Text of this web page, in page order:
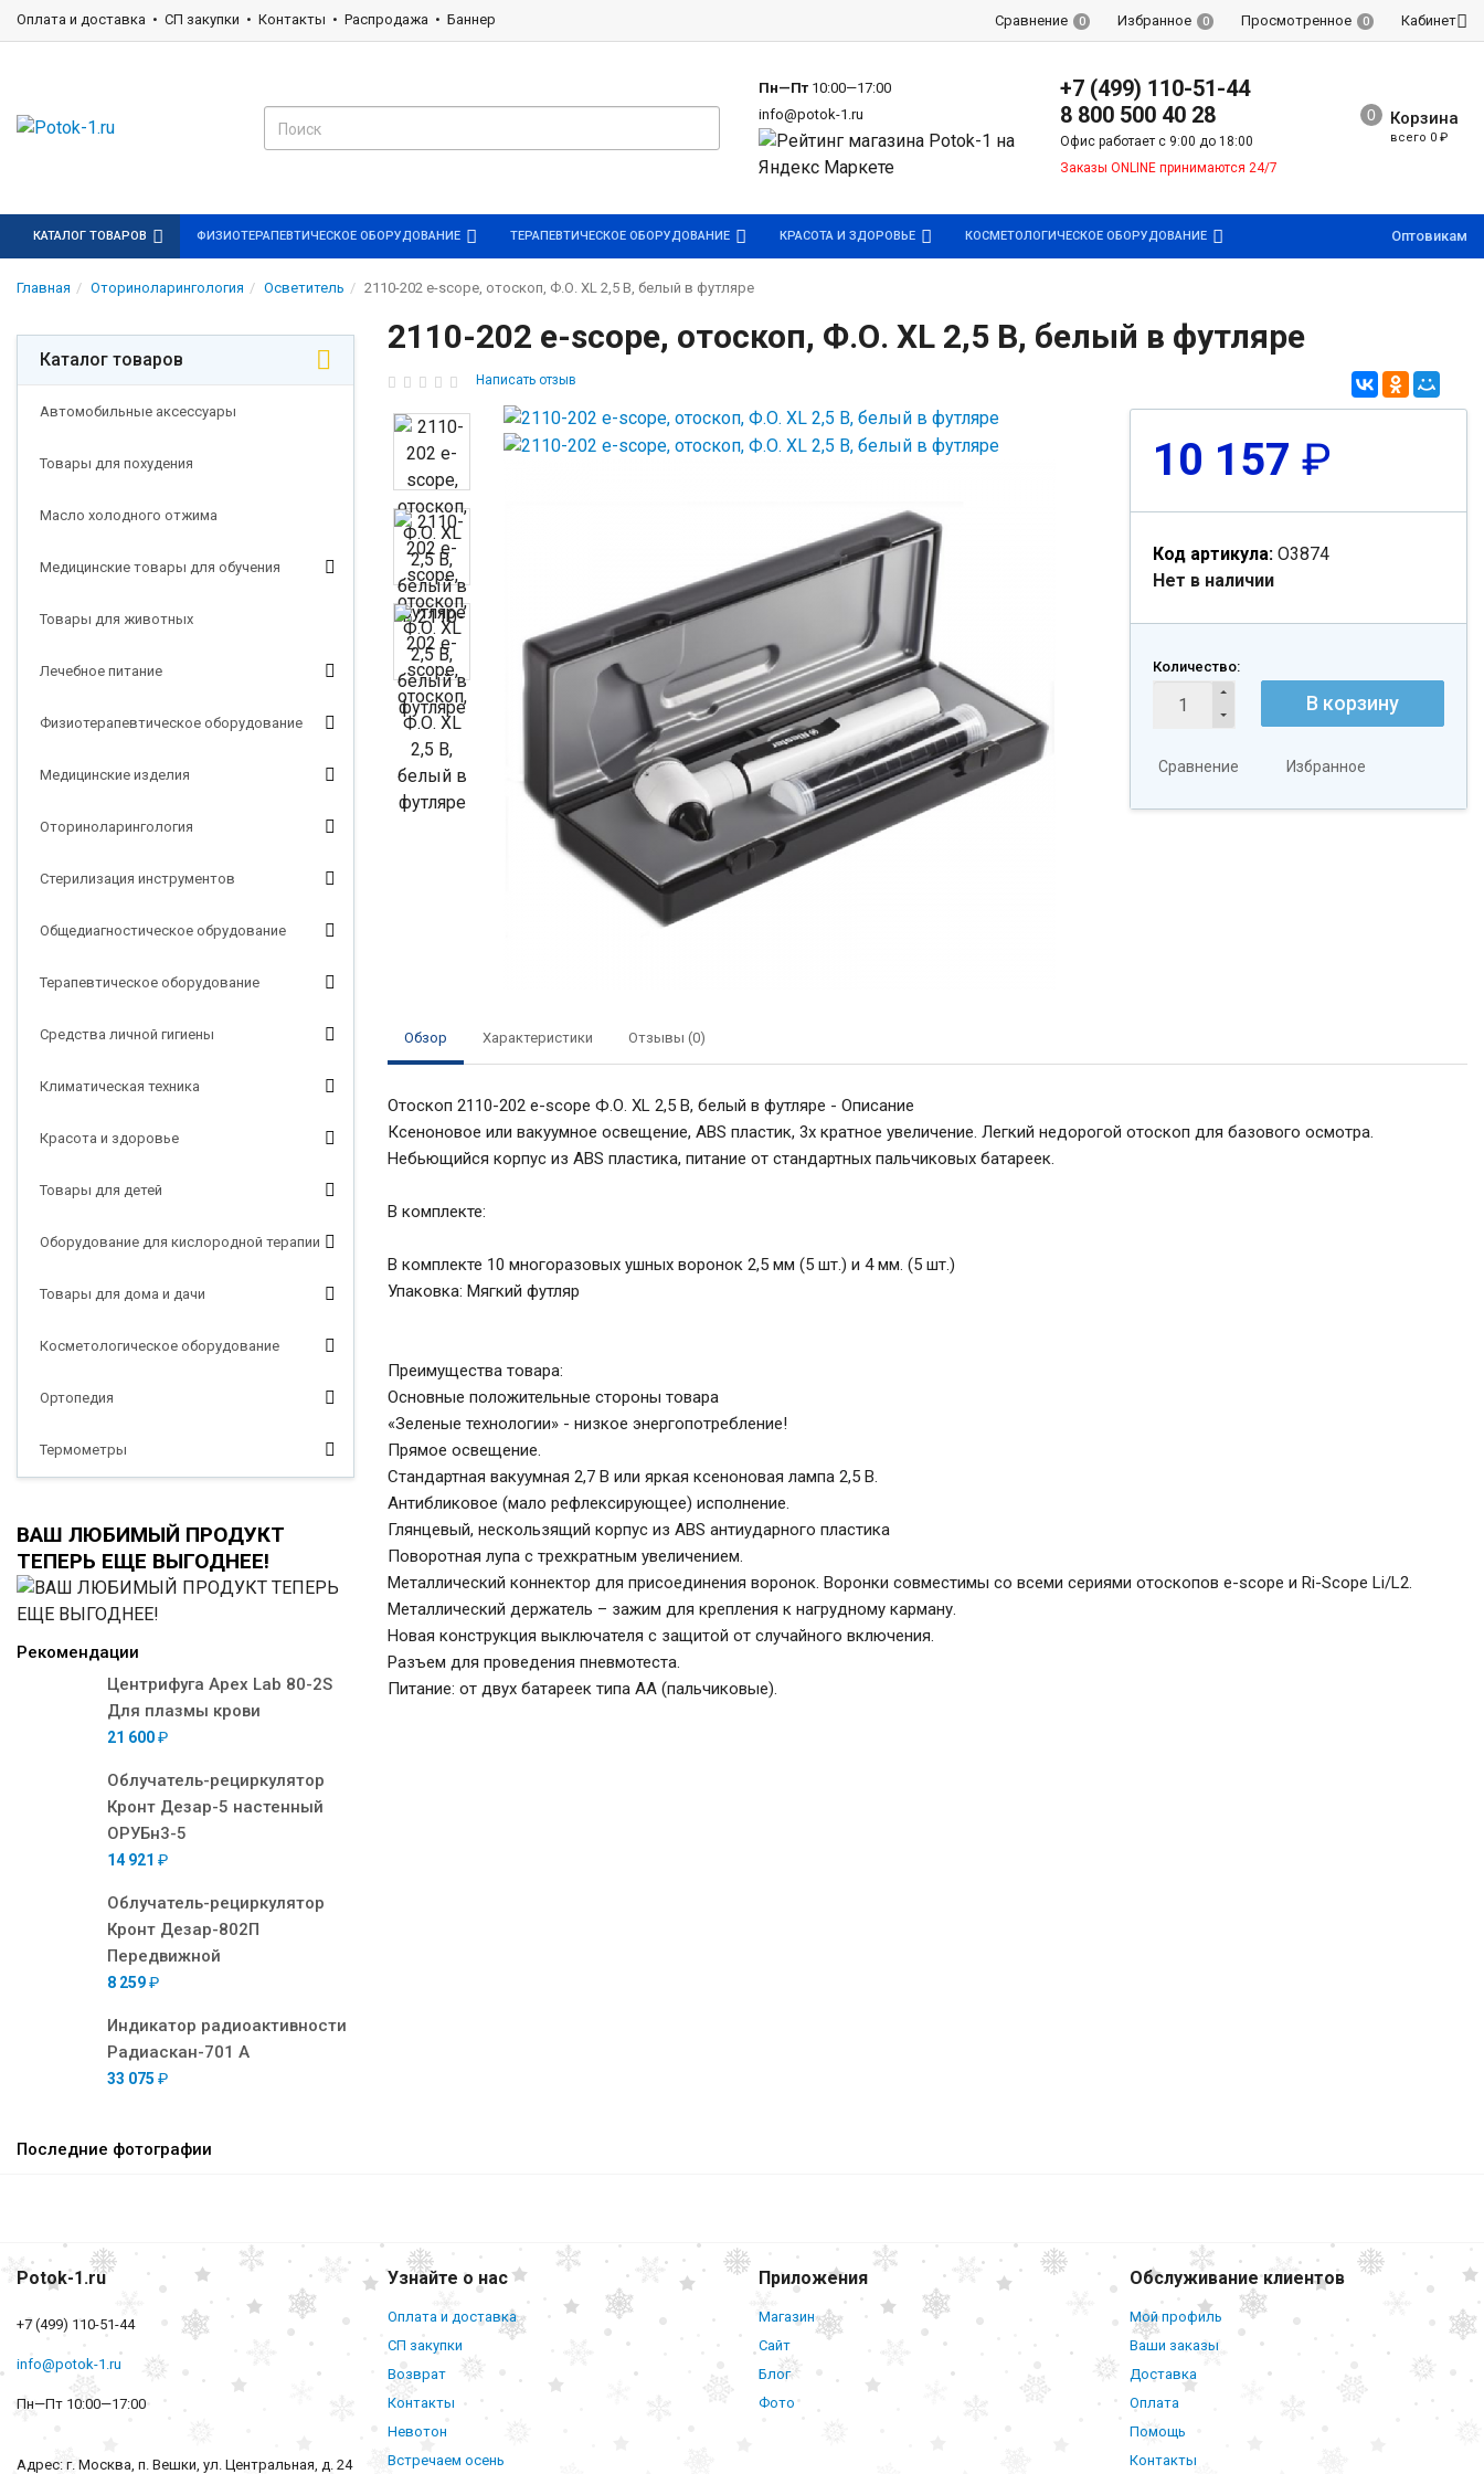
Оплата и доставка СП закупки Контакты Распродажа Баннер Сравнение 0 Избранное 0 Просмотренное 0 Кабинет
Пн—Пт10:00—17:00
info@potok-1.ru
+7 (499) 110-51-44
8 800 500 40 28
Офис работает с 9:00 до 18:00
Заказы ONLINE принимаются 24/7
Корзина
всего 0 ₽
КАТАЛОГ ТОВАРОВ ФИЗИОТЕРАПЕВТИЧЕСКОЕ ОБОРУДОВАНИЕ ТЕРАПЕВТИЧЕСКОЕ ОБОРУДОВАНИЕ КРАСОТА И ЗДОРОВЬЕ КОСМЕТОЛОГИЧЕСКОЕ ОБОРУДОВАНИЕ Оптовикам
Главная Оториноларингология Осветитель 2110-202 e-scope, отоскоп, Ф.О. XL 2,5 В, белый в футляре
Каталог товаров
Автомобильные аксессуары
Товары для похудения
Масло холодного отжима
Медицинские товары для обучения
Товары для животных
Лечебное питание
Физиотерапевтическое оборудование
Медицинские изделия
Оториноларингология
Стерилизация инструментов
Общедиагностическое обрудование
Терапевтическое оборудование
Средства личной гигиены
Климатическая техника
Красота и здоровье
Товары для детей
Оборудование для кислородной терапии
Товары для дома и дачи
Косметологическое оборудование
Ортопедия
Термометры
ВАШ ЛЮБИМЫЙ ПРОДУКТ
ТЕПЕРЬ ЕЩЕ ВЫГОДНЕЕ!
Рекомендации
Центрифуга Apex Lab 80-2S
Для плазмы крови
21 600₽
Облучатель-рециркулятор
Кронт Дезар-5 настенный
ОРУБн3-5
14 921 ₽
Облучатель-рециркулятор
Кронт Дезар-802П
Передвижной
8 259₽
Индикатор радиоактивности
Радиаскан-701 А
33 075 ₽
Последние фотографии
2110-202 e-scope, отоскоп, Ф.О. XL 2,5 В, белый в футляре
Написать отзыв
10 157 ₽
Код артикула: О3874
Нет в наличии
Количество:
В корзину
Сравнение Избранное
Обзор Характеристики Отзывы (0)
Отоскоп 2110-202 e-scope Ф.О. XL 2,5 В, белый в футляре - Описание
Ксеноновое или вакуумное освещение, ABS пластик, 3х кратное увеличение. Легкий недорогой отоскоп для базового осмотра.
Небьющийся корпус из ABS пластика, питание от стандартных пальчиковых батареек.
В комплекте:
В комплекте 10 многоразовых ушных воронок 2,5 мм (5 шт.) и 4 мм. (5 шт.)
Упаковка: Мягкий футляр
Преимущества товара:
Основные положительные стороны товара
«Зеленые технологии» - низкое энергопотребление!
Прямое освещение.
Стандартная вакуумная 2,7 В или яркая ксеноновая лампа 2,5 В.
Антибликовое (мало рефлексирующее) исполнение.
Глянцевый, нескользящий корпус из ABS антиударного пластика
Поворотная лупа с трехкратным увеличением.
Металлический коннектор для присоединения воронок. Воронки совместимы со всеми сериями отоскопов e-scope и Ri-Scope Li/L2.
Металлический держатель – зажим для крепления к нагрудному карману.
Новая конструкция выключателя с защитой от случайного включения.
Разъем для проведения пневмотеста.
Питание: от двух батареек типа АА (пальчиковые).
Potok-1.ru
+7 (499) 110-51-44
info@potok-1.ru
Пн—Пт 10:00—17:00
Адрес: г. Москва, п. Вешки, ул. Центральная, д. 24
Узнайте о нас
Оплата и доставка
СП закупки
Возврат
Контакты
Невотон
Встречаем осень
Приложения
Магазин
Сайт
Блог
Фото
Обслуживание клиентов
Мой профиль
Ваши заказы
Доставка
Оплата
Помощь
Контакты